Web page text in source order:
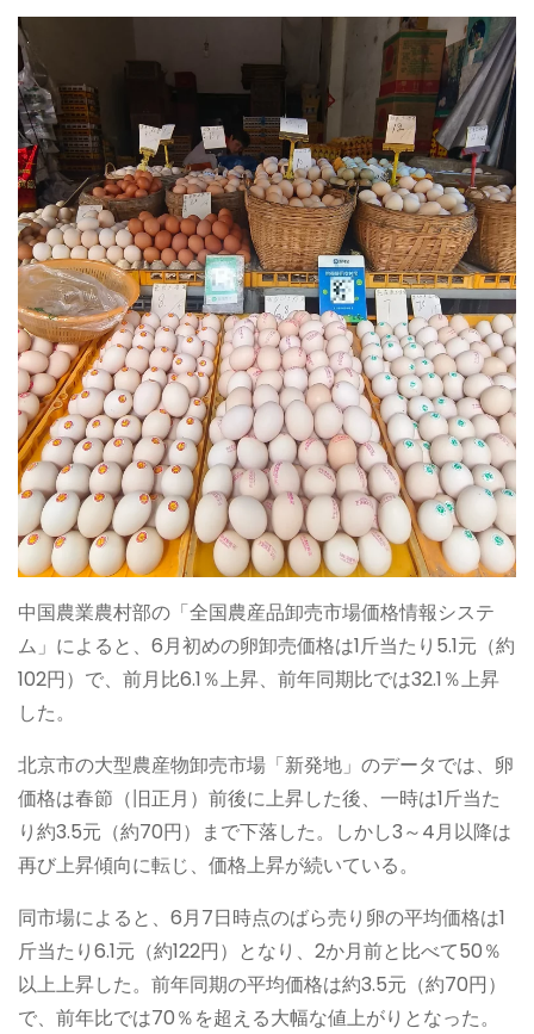
中国農業農村部の「全国農産品卸売市場価格情報システ
ム」によると、6月初めの卵卸売価格は1斤当たり5.1元（約
102円）で、前月比6.1％上昇、前年同期比では32.1％上昇
した。
北京市の大型農産物卸売市場「新発地」のデータでは、卵
価格は春節（旧正月）前後に上昇した後、一時は1斤当た
り約3.5元（約70円）まで下落した。しかし3～4月以降は
再び上昇傾向に転じ、価格上昇が続いている。
同市場によると、6月7日時点のばら売り卵の平均価格は1
斤当たり6.1元（約122円）となり、2か月前と比べて50％
以上上昇した。前年同期の平均価格は約3.5元（約70円）
で、前年比では70％を超える大幅な値上がりとなった。